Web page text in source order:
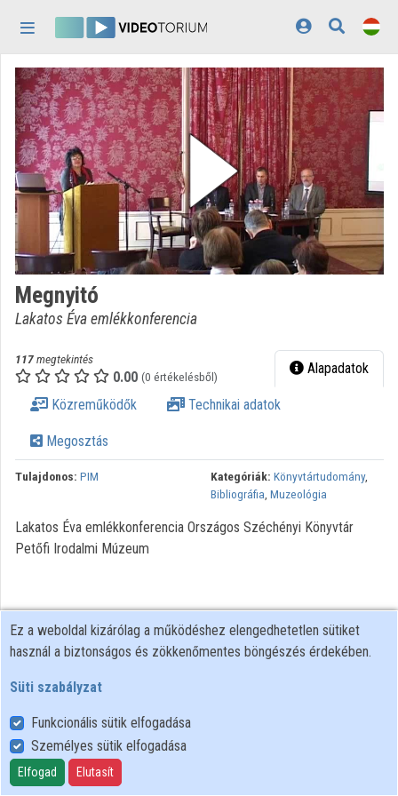
Kezdőlap
Bejelentkezés
Felfedezés
Kategóriák
Lejátszási listák
Intézmények
Közreműködők
Megnyitó
Lakatos Éva emlékkonferencia
117megtekintés
0.00 (0 értékelésből) Alapadatok
Közreműködők Technikai adatok
Megosztás
Tulajdonos: PIM Kategóriák: Könyvtártudomány,
Bibliográfia, Muzeológia
Lakatos Éva emlékkonferencia Országos Széchényi Könyvtár
Petőfi Irodalmi Múzeum
Felhasználói szabályzat
Adatkezelési tájékoztató
Süti szabályzat
Ez a weboldal kizárólag a működéshez elengedhetetlen sütiket
használ a biztonságos és zökkenőmentes böngészés érdekében.
Süti szabályzat
Funkcionális sütik elfogadása
Személyes sütik elfogadása
Elfogad Elutasít